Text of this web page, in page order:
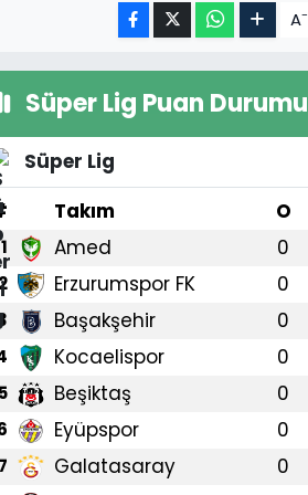
A-
Süper Lig Puan Durumu
Süper Lig
Takım O
1 Amed 0
Erzurumspor FK 0
Başakşehir 0
Kocaelispor 0
Beşiktaş 0
Eyüpspor 0
Galatasaray 0